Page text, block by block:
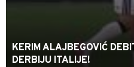
KERIM ALAJBEGOVIĆ
DERBIJU ITALIJE!